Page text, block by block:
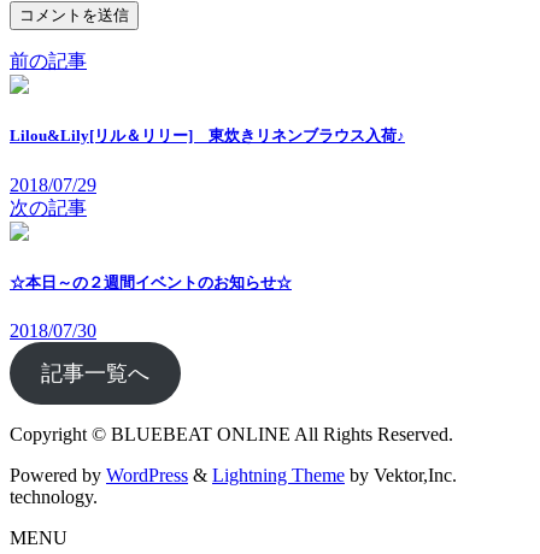
前の記事
Lilou&Lily[リル＆リリー] 東炊きリネンブラウス入荷♪
2018/07/29
次の記事
☆本日～の２週間イベントのお知らせ☆
2018/07/30
記事一覧へ
Copyright © BLUEBEAT ONLINE All Rights Reserved.
Powered by WordPress & Lightning Theme by Vektor,Inc.
technology.
MENU